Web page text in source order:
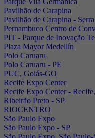
Pavilhão de Carapina
Pavilhão de Carapina -
Pernambuco Centro de
PIT - Parque de Inovação
Plaza Mayor Medellín
Polo Caruaru
Polo Caruaru - PE
PUC, Goiás-GO
Recife Expo Center
Recife Expo Center -
Ribeirão Preto - SP
RIOCENTRO
São Paulo Expo
São Paulo Expo - SP